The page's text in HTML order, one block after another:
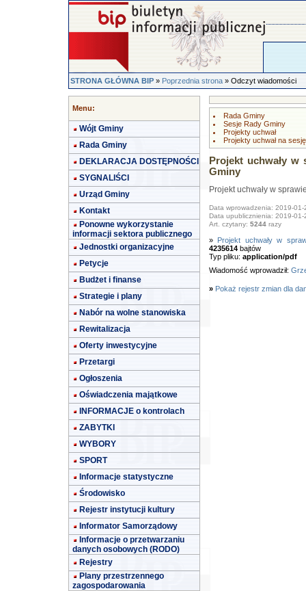
STRONA GŁÓWNA BIP»Poprzednia strona» Odczyt wiadomości
Menu:
Wójt Gminy
Rada Gminy
DEKLARACJA DOSTĘPNOŚCI
SYGNALIŚCI
Urząd Gminy
Kontakt
Ponowne wykorzystanie
informacji sektora publicznego
Jednostki organizacyjne
Petycje
Budżet i finanse
Strategie i plany
Nabór na wolne stanowiska
Rewitalizacja
Oferty inwestycyjne
Przetargi
Ogłoszenia
Oświadczenia majątkowe
INFORMACJE o kontrolach
ZABYTKI
WYBORY
SPORT
Informacje statystyczne
Środowisko
Rejestr instytucji kultury
Informator Samorządowy
Informacje o przetwarzaniu
danych osobowych (RODO)
Rejestry
Plany przestrzennego
zagospodarowania
Rada Gminy
Sesje Rady Gminy
Projekty uchwał
Projekty uchwał na
Projekt uchwały w
Gminy
Projekt uchwały w
Data wprowadzenia: 2019-01-
Data upublicznienia: 2019-01-
Art. czytany: 5244razy
» Projekt uchwały w
4235614bajtów
Typ pliku: application/pdf
Wiadomość wprowadził:
» Pokaż rejestr zmian dla